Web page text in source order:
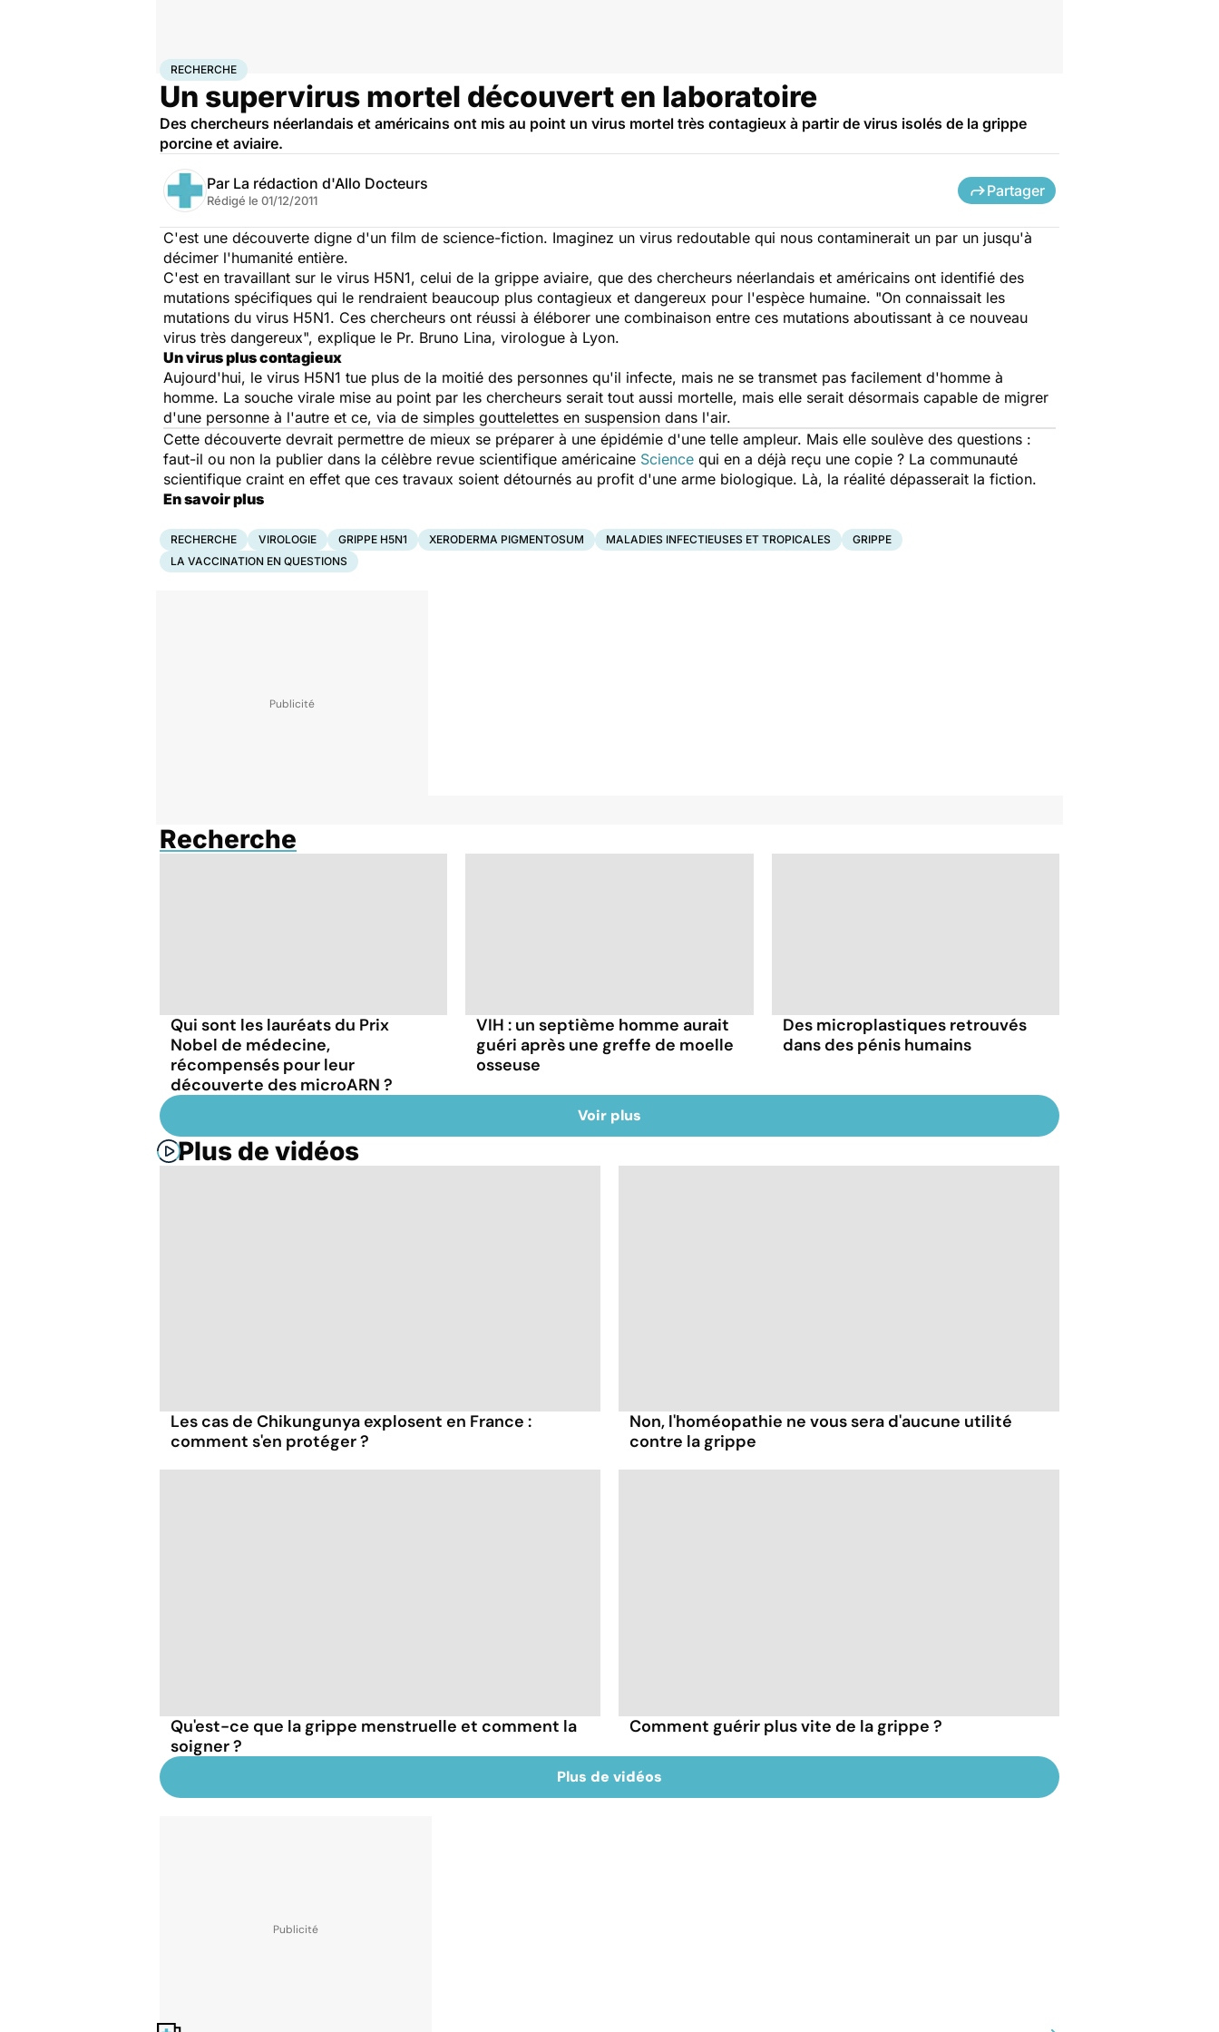
AccueilSantéMédicaments
RECHERCHE
Un supervirus mortel découvert en laboratoire
Des chercheurs néerlandais et américains ont mis au point un virus mortel très contagieux à partir de virus isolés de la grippe
porcine et aviaire.
Par La rédaction d'Allo Docteurs
Rédigé le 01/12/2011
Partager
C'est une découverte digne d'un film de science-fiction. Imaginez un virus redoutable qui nous contaminerait un par un jusqu'à
décimer l'humanité entière.
C'est en travaillant sur le virus H5N1, celui de la grippe aviaire, que des chercheurs néerlandais et américains ont identifié des
mutations spécifiques qui le rendraient beaucoup plus contagieux et dangereux pour l'espèce humaine. "On connaissait les
mutations du virus H5N1. Ces chercheurs ont réussi à éléborer une combinaison entre ces mutations aboutissant à ce nouveau
virus très dangereux", explique le Pr. Bruno Lina, virologue à Lyon.
Un virus plus contagieux
Aujourd'hui, le virus H5N1 tue plus de la moitié des personnes qu'il infecte, mais ne se transmet pas facilement d'homme à
homme. La souche virale mise au point par les chercheurs serait tout aussi mortelle, mais elle serait désormais capable de migrer
d'une personne à l'autre et ce, via de simples gouttelettes en suspension dans l'air.
Cette découverte devrait permettre de mieux se préparer à une épidémie d'une telle ampleur. Mais elle soulève des questions :
faut-il ou non la publier dans la célèbre revue scientifique américaine Science qui en a déjà reçu une copie ? La communauté
scientifique craint en effet que ces travaux soient détournés au profit d'une arme biologique. Là, la réalité dépasserait la fiction.
En savoir plus
RECHERCHE VIROLOGIE GRIPPE H5N1 XERODERMA PIGMENTOSUM MALADIES INFECTIEUSES ET TROPICALES
GRIPPE
LA VACCINATION EN QUESTIONS
Recherche
Qui sont les lauréats du Prix
Nobel de médecine,
récompensés pour leur
découverte des microARN ?
VIH : un septième homme aurait
guéri après une greffe de moelle
osseuse
Des microplastiques retrouvés
dans des pénis humains
Voir plus
Plus de vidéos
Les cas de Chikungunya explosent en France :
comment s'en protéger ?
Non, l'homéopathie ne vous sera d'aucune utilité
contre la grippe
Qu'est-ce que la grippe menstruelle et comment la
soigner ?
Comment guérir plus vite de la grippe ?
Plus de vidéos